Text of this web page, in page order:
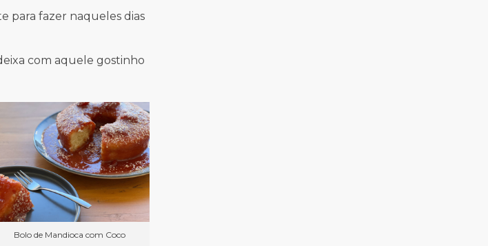
para fazer naqueles dias
com aquele gostinho
Bolo de Mandioca com Coco